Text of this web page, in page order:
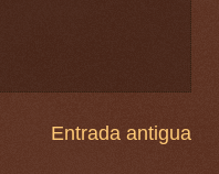
Entrada antigua